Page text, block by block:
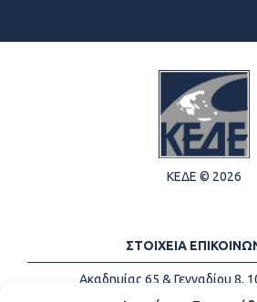
ΚΕΔΕ © 2026
ΣΤΟΙΧΕΙΑ
Ακαδημίας 65 & Γενναδίου 8,
Τηλέφωνα:
+30 213-